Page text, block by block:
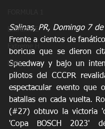
Extreme E
Extreme H
Rally
Salinas, PR, Domingo 7
Frente a cientos de
boricua que se dieron
Speedway y bajo un
pilotos del CCCPR
espectacular evento que
batallas en cada vuelta.
(#27) obtuvo la victoria
'Copa BOSCH 2023'